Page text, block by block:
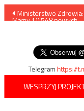
Nawigacja
Ministerstwo Zdrowia:
Mamy 10.548 nowych
Telegramhttps://
WESPRZYJ